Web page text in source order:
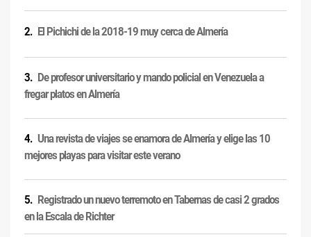
El Pichichi de la 2018-19 muy cerca de Almería
De profesor universitario y mando policial en Venezuela a
fregar platos en Almería
Una revista de viajes se enamora de Almería y elige las 10
mejores playas para visitar este verano
Registrado un nuevo terremoto en Tabernas de casi 2 grados
en la Escala de Richter